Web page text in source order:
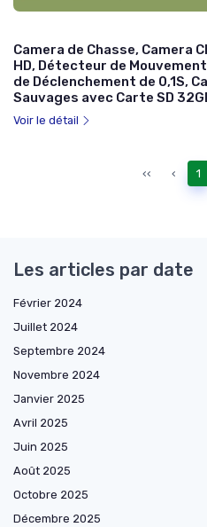
Camera de Chasse, Camera
HD, Détecteur de
de Déclenchement de 0,1S,
Sauvages avec Carte SD
Voir le détail
‹‹ ‹ 1
Les articles par date
Février 2024
Juillet 2024
Septembre 2024
Novembre 2024
Janvier 2025
Avril 2025
Juin 2025
Août 2025
Octobre 2025
Décembre 2025